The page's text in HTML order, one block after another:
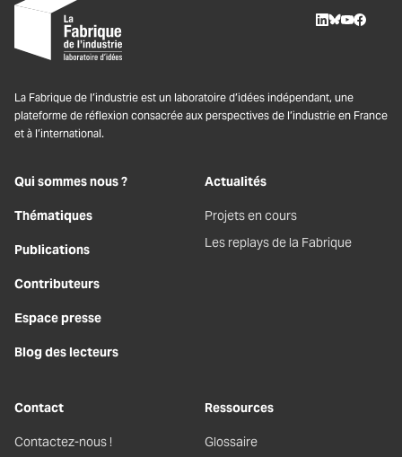
La Fabrique de l’industrie est un laboratoire d’idées indépendant, une
plateforme de réflexion consacrée aux perspectives de l’industrie en France
et à l’international.
Qui sommes nous ?
Thématiques
Publications
Contributeurs
Espace presse
Blog des lecteurs
Actualités
Projets en cours
Les replays de la Fabrique
Contact
Contactez-nous !
Ressources
Glossaire